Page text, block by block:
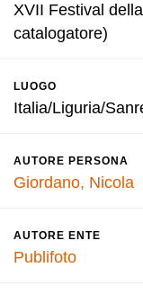
XVII Festival
catalogatore)
LUOGO
Italia/Liguria/
AUTORE PERSONA
Giordano, Nicola
AUTORE ENTE
Publifoto